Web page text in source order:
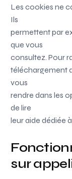
Les cookies ne
Ils
permettent par
que vous
consultez. Pour
téléchargement
vous
rendre dans les
de lire
leur aide dédiée
sur